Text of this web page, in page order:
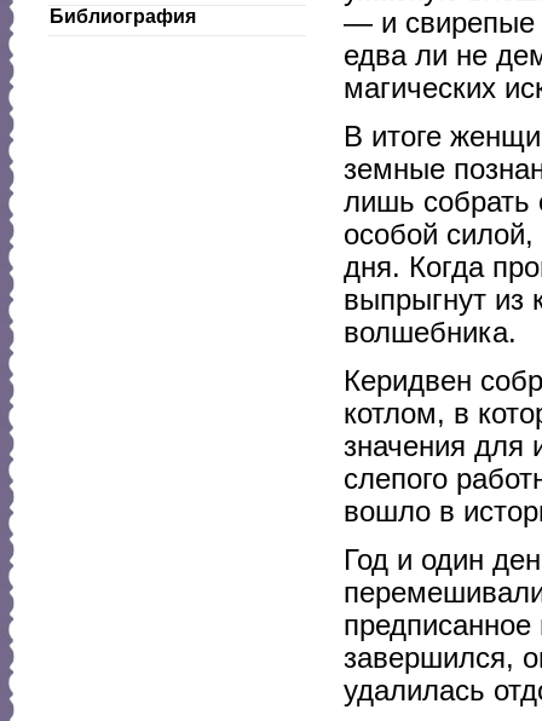
Библиография
— и свирепые
едва ли не
магических
В итоге
земные
лишь собрать
особой силой,
дня. Когда
выпрыгнут из
волшебника.
Керидвен
котлом, в
значения для
слепого
вошло в
Год и один
завершился,
удалилась